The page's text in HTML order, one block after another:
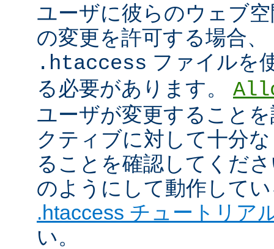
ユーザに彼らのウェブ
の変更を許可する場合
.htaccess ファイルを
る必要があります。
ユーザが変更すること
クティブに対して十分
ることを確認してくだ
のようにして動作して
.htaccess チュートリア
い。